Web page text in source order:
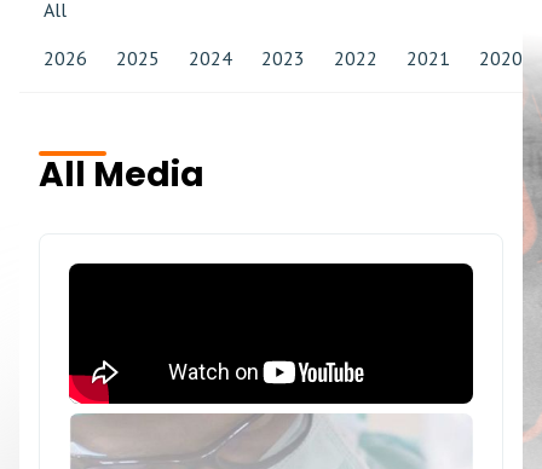
All
2026
2025 2024 2023 2022 2021 2020
All Media